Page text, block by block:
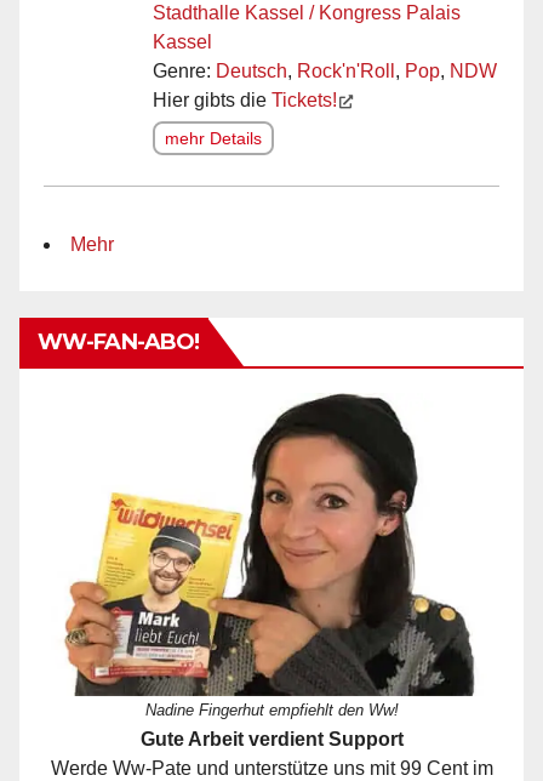
Stadthalle Kassel / Kongress Palais
Kassel
Genre: Deutsch, Rock'n'Roll , Pop, NDW
Hier gibts die Tickets!
mehr Details
Mehr
WW-FAN-ABO!
Nadine Fingerhut empfiehlt den Ww!
Gute Arbeit verdient Support
Werde Ww-Pate und unterstütze uns mit 99 Cent im